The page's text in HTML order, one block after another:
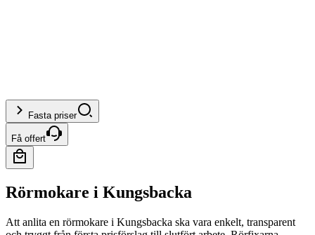
Fasta priser
Få offert
Rörmokare i Kungsbacka
Att anlita en rörmokare i Kungsbacka ska vara enkelt, transparent